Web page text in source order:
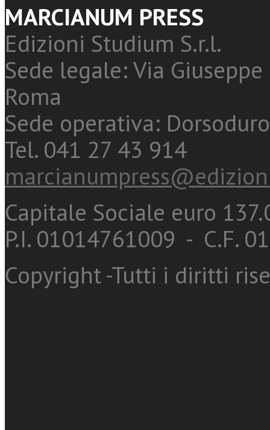
MARCIANUM PRESS
Edizioni Studium S.r.l.
Sede legale: Via
Roma
Sede operativa:
Tel. 041 27 43 914
Capitale Sociale euro
P.I. 01014761009 - C.F.
Copyright -Tutti i diritti